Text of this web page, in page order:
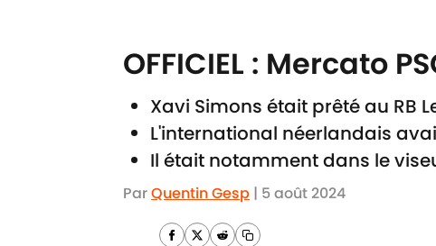
OFFICIEL : Mercato
Xavi Simons était prêté au RB
L'international néerlandais
Il était notamment dans le
ParQuentin Gesp | 5 août 2024